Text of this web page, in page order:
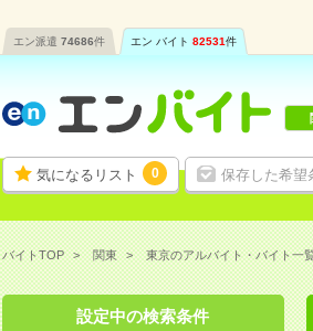
エン派遣 74686件 エン バイト 82531件
気になるリスト 0 保存した希望
バイトTOP 関東 東京のアルバイト・バイト一
設定中の検索条件